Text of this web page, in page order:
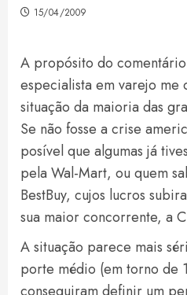
15/04/2009
A propósito do
especialista em varejo me
situação da maioria das
Se não fosse a crise
posível que algumas já
pela Wal-Mart, ou quem
BestBuy, cujos lucros
sua maior concorrente, a
A situação parece mais
porte médio (em torno de